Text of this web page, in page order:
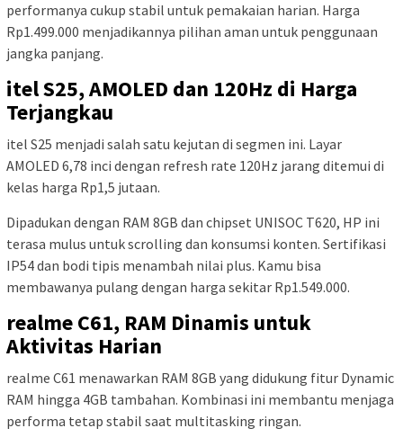
performanya cukup stabil untuk pemakaian harian. Harga
Rp1.499.000 menjadikannya pilihan aman untuk penggunaan
jangka panjang.
itel S25, AMOLED dan 120Hz di Harga
Terjangkau
itel S25 menjadi salah satu kejutan di segmen ini. Layar
AMOLED 6,78 inci dengan refresh rate 120Hz jarang ditemui di
kelas harga Rp1,5 jutaan.
Dipadukan dengan RAM 8GB dan chipset UNISOC T620, HP ini
terasa mulus untuk scrolling dan konsumsi konten. Sertifikasi
IP54 dan bodi tipis menambah nilai plus. Kamu bisa
membawanya pulang dengan harga sekitar Rp1.549.000.
realme C61, RAM Dinamis untuk
Aktivitas Harian
realme C61 menawarkan RAM 8GB yang didukung fitur Dynamic
RAM hingga 4GB tambahan. Kombinasi ini membantu menjaga
performa tetap stabil saat multitasking ringan.